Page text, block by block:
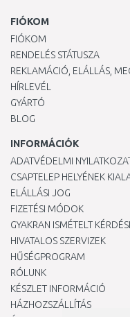
FIÓKOM
FIÓKOM
RENDELÉS STÁTUSZA
REKLAMÁCIÓ, ELÁLLÁS,
HÍRLEVÉL
GYÁRTÓ
BLOG
INFORMÁCIÓK
ADATVÉDELMI
CSAPTELEP HELYÉNEK
ELÁLLÁSI JOG
FIZETÉSI MÓDOK
GYAKRAN ISMÉTELT
HIVATALOS SZERVIZEK
HŰSÉGPROGRAM
RÓLUNK
KÉSZLET INFORMÁCIÓ
HÁZHOZSZÁLLÍTÁS